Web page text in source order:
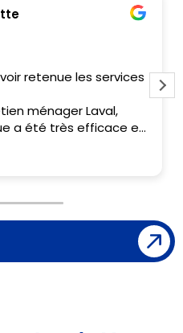
retenue les services
ménager Laval,
a été très efficace et
compagnie n'importe